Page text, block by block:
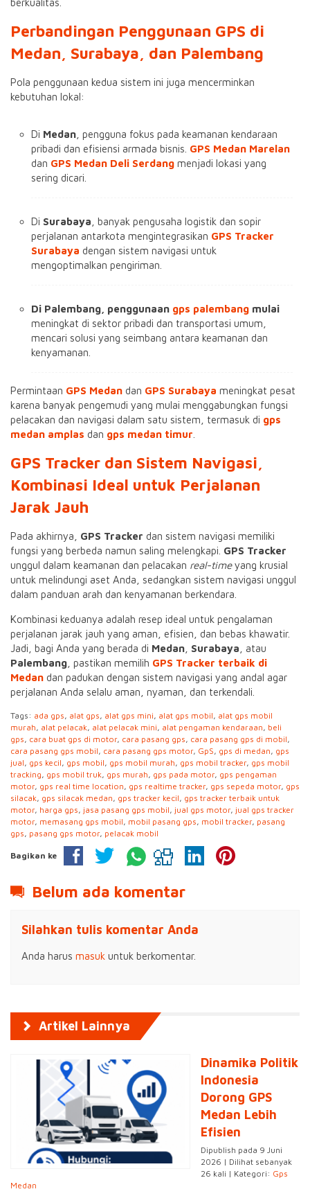
berkualitas.
Perbandingan Penggunaan GPS di
Medan, Surabaya, dan Palembang
Pola penggunaan kedua sistem ini juga mencerminkan
kebutuhan lokal:
Di Medan , pengguna fokus pada keamanan kendaraan
pribadi dan efisiensi armada bisnis. GPS Medan Marelan
dan GPS Medan Deli Serdang menjadi lokasi yang
sering dicari.
Di Surabaya , banyak pengusaha logistik dan sopir
perjalanan antarkota mengintegrasikan GPS Tracker
Surabaya dengan sistem navigasi untuk
mengoptimalkan pengiriman.
Di Palembang, penggunaan gps palembang mulai
meningkat di sektor pribadi dan transportasi umum,
mencari solusi yang seimbang antara keamanan dan
kenyamanan.
Permintaan GPS Medan dan GPS Surabaya meningkat pesat
karena banyak pengemudi yang mulai menggabungkan fungsi
pelacakan dan navigasi dalam satu sistem, termasuk di gps
medan amplas dan gps medan timur
GPS Tracker dan Sistem Navigasi,
Kombinasi Ideal untuk Perjalanan
Jarak Jauh
Pada akhirnya, GPS Tracker dan sistem navigasi memiliki
fungsi yang berbeda namun saling melengkapi. GPS Tracker
unggul dalam keamanan dan pelacakan real-timeyang krusial
untuk melindungi aset Anda, sedangkan sistem navigasi unggul
dalam panduan arah dan kenyamanan berkendara.
Kombinasi keduanya adalah resep ideal untuk pengalaman
perjalanan jarak jauh yang aman, efisien, dan bebas khawatir.
Jadi, bagi Anda yang berada di Medan Surabaya , atau
Palembang , pastikan memilih GPS Tracker terbaik di
Medan dan padukan dengan sistem navigasi yang andal agar
perjalanan Anda selalu aman, nyaman, dan terkendali.
Tags: ada gps, alat gps, alat gps mini, alat gps mobil, alat gps mobil
murah, alat pelacak, alat pelacak mini, alat pengaman kendaraan, beli
gps, cara buat gps di motor, cara pasang gps, cara pasang gps di mobil,
cara pasang gps mobil, cara pasang gps motor, GpS, gps di medan, gps
jual, gps kecil, gps mobil, gps mobil murah, gps mobil tracker, gps mobil
tracking, gps mobil truk, gps murah, gps pada motor, gps pengaman
motor, gps real time location, gps realtime tracker, gps sepeda motor, gps
silacak, gps silacak medan, gps tracker kecil, gps tracker terbaik untuk
motor, harga gps, jasa pasang gps mobil, jual gps motor, jual gps tracker
motor, memasang gps mobil, mobil pasang gps, mobil tracker, pasang
gps, pasang gps motor, pelacak mobil
Bagikan ke
Belum ada komentar
Silahkan tulis komentar Anda
Anda harus masuk untuk berkomentar.
Artikel Lainnya
Dinamika Politik
Indonesia
Dorong GPS
Medan Lebih
Efisien
Dipublish pada 9 Juni
2026 | Dilihat sebanyak
26 kali | Kategori: Gps
Medan